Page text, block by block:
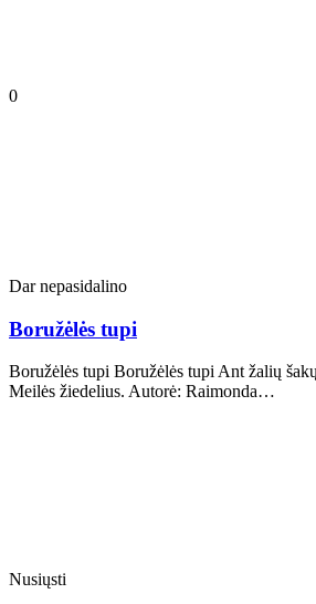
0
Dar nepasidalino
Boružėlės tupi
Boružėlės tupi Boružėlės tupi Ant žalių
Meilės žiedelius. Autorė: Raimonda…
Nusiųsti